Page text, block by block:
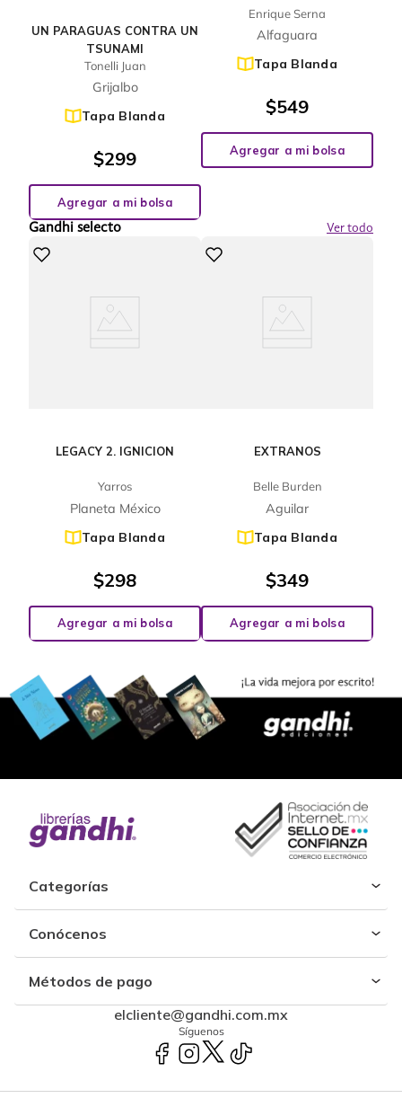
UN PARAGUAS CONTRA UN
TSUNAMI
Tonelli Juan
Grijalbo
Tapa Blanda
$299
Agregar a mi bolsa
Enrique Serna
Alfaguara
Tapa Blanda
$549
Agregar a mi bolsa
Gandhi selecto Ver todo
LEGACY 2. IGNICION
Yarros
Planeta México
Tapa Blanda
$298
Agregar a mi bolsa
EXTRANOS
Belle Burden
Aguilar
Tapa Blanda
$349
Agregar a mi bolsa
Categorías
Conócenos
Métodos de pago
elcliente@gandhi.com.mx
Síguenos